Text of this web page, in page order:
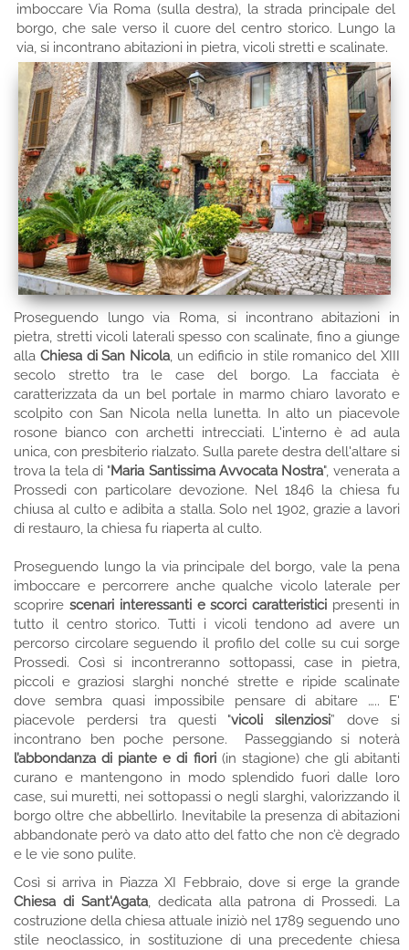
imboccare Via Roma (sulla destra), la strada principale del
borgo, che sale verso il cuore del centro storico. Lungo la
via, si incontrano abitazioni in pietra, vicoli stretti e scalinate.
Proseguendo lungo via Roma, si incontrano abitazioni in
pietra, stretti vicoli laterali spesso con scalinate, fino a giunge
alla Chiesa di San Nicola, un edificio in stile romanico del XIII
secolo stretto tra le case del borgo. La facciata è
caratterizzata da un bel portale in marmo chiaro lavorato e
scolpito con San Nicola nella lunetta. In alto un piacevole
rosone bianco con archetti intrecciati. L'interno è ad aula
unica, con presbiterio rialzato. Sulla parete destra dell'altare si
trova la tela di "Maria Santissima Avvocata Nostra", venerata a
Prossedi con particolare devozione. Nel 1846 la chiesa fu
chiusa al culto e adibita a stalla. Solo nel 1902, grazie a lavori
di restauro, la chiesa fu riaperta al culto.
Proseguendo lungo la via principale del borgo, vale la pena
imboccare e percorrere anche qualche vicolo laterale per
scoprire scenari interessanti e scorci caratteristici presenti in
tutto il centro storico. Tutti i vicoli tendono ad avere un
percorso circolare seguendo il profilo del colle su cui sorge
Prossedi. Così si incontreranno sottopassi, case in pietra,
piccoli e graziosi slarghi nonché strette e ripide scalinate
dove sembra quasi impossibile pensare di abitare ….. E'
piacevole perdersi tra questi "vicoli silenziosi” dove si
incontrano ben poche persone. Passeggiando si noterà
l’abbondanza di piante e di fiori(in stagione) che gli abitanti
curano e mantengono in modo splendido fuori dalle loro
case, sui muretti, nei sottopassi o negli slarghi, valorizzando il
borgo oltre che abbellirlo. Inevitabile la presenza di abitazioni
abbandonate però va dato atto del fatto che non c’è degrado
e le vie sono pulite.
Così si arriva in Piazza XI Febbraio, dove si erge la grande
Chiesa di Sant'Agata, dedicata alla patrona di Prossedi. La
costruzione della chiesa attuale iniziò nel 1789 seguendo uno
stile neoclassico, in sostituzione di una precedente chiesa